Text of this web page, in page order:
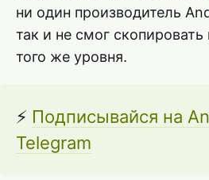
ни один производитель
так и не смог
того же уровня.
⚡ Подписывайся на
Telegram